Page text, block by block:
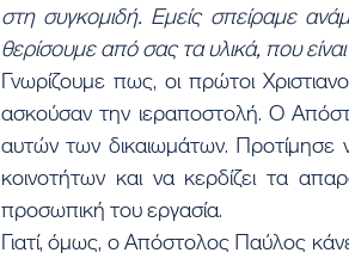
στη συγκομιδή. Εμείς σπείραμε
θερίσουμε από σας τα υλικά, που
Γνωρίζουμε πως, οι πρώτοι
ασκούσαν την ιεραποστολή. Ο
αυτών των δικαιωμάτων. Προτίμησε
κοινοτήτων και να κερδίζει τα
προσωπική του εργασία.
Γιατί, όμως, ο Απόστολος Παύλος